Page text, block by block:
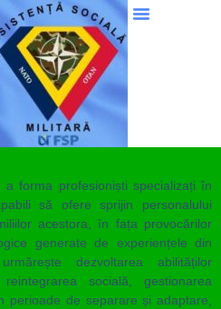
a forma profesioniști specializați în
să ofere sprijin personalului
acestora, în fața provocărilor
generate de experiențele din
dezvoltarea abilităților
socială, gestionarea
perioade de separare și adaptare,